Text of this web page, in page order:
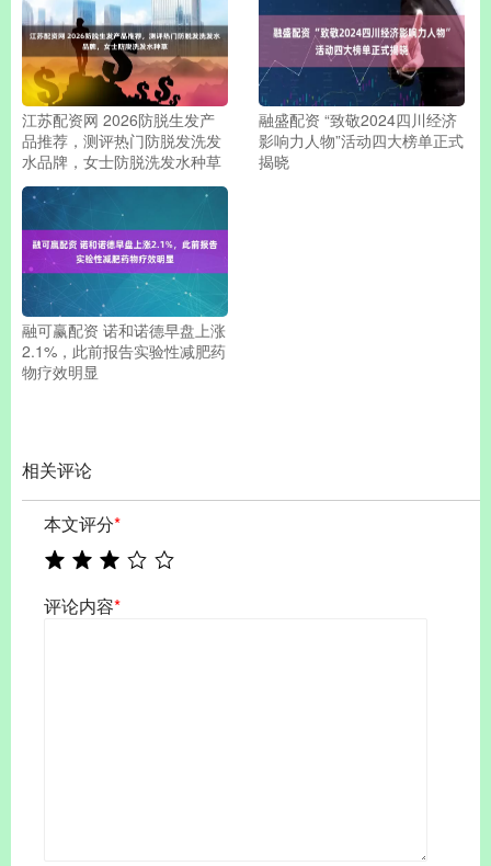
江苏配资网 2026防脱生发产
品推荐，测评热门防脱发洗发
水品牌，女士防脱洗发水种草
融盛配资 “致敬2024四川经济
影响力人物”活动四大榜单正式
揭晓
融可赢配资 诺和诺德早盘上涨
2.1%，此前报告实验性减肥药
物疗效明显
相关评论
本文评分*
评论内容*